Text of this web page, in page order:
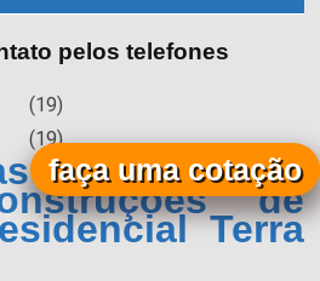
pelos telefones
(19)
(19)
Metálicas
de
Terra
faça uma cotação